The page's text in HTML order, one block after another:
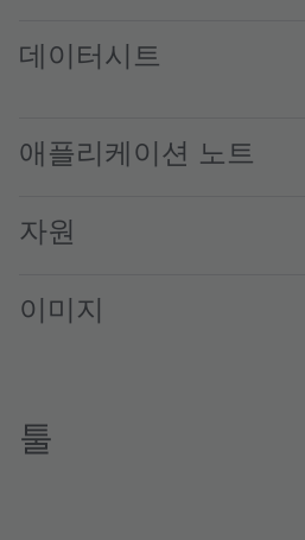
데이터시트
애플리케이션 노트
자원
이미지
툴